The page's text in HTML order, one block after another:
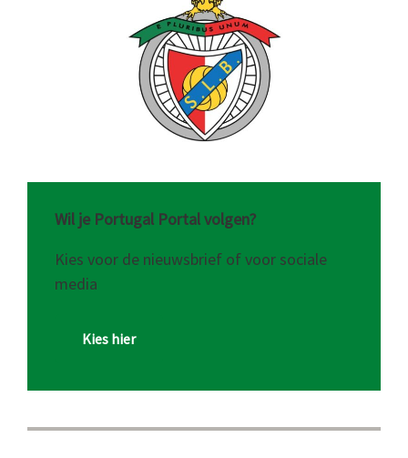
Wil je Portugal Portal volgen?
Kies voor de nieuwsbrief of voor sociale
media
Kies hier